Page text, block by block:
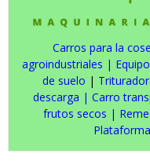
Carros para la
agroindustriales |
de suelo |
descarga | Carro
frutos secos |